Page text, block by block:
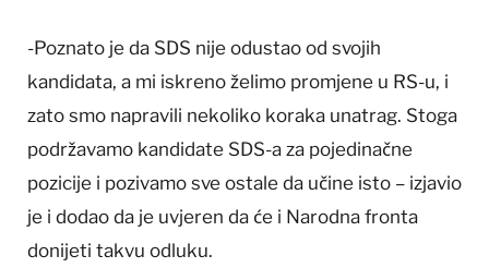
-Poznato je da SDS nije odustao od svojih
kandidata, a mi iskreno želimo promjene u RS-u, i
zato smo napravili nekoliko koraka unatrag. Stoga
podržavamo kandidate SDS-a za pojedinačne
pozicije i pozivamo sve ostale da učine isto – izjavio
je i dodao da je uvjeren da će i Narodna fronta
donijeti takvu odluku.